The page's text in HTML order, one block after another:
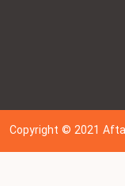
Copyright © 202 1